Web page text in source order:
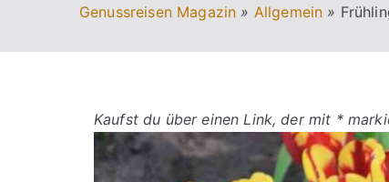
Genussreisen Magazin » Allgemein »
Kaufst du über einen Link, der mit *